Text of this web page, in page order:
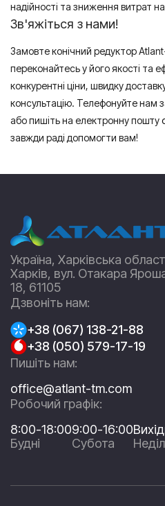
надійності та зниження витрат
Зв'яжіться з нами!
Замовте конічний редуктор
переконайтесь у його якості та
конкурентні ціни, швидку
консультацію. Телефонуйте нам
або пишіть на електронну пошту
завжди раді допомогти вам!
Україна, Харківська
Харків, вул. Отакара
18, 61105
Дзвоніть нам:
+38 (067) 138-21-88
+38 (050) 579-17-19
Пишіть нам:
office@atlant-tm.com
Робочий графік:
8:00-18:00
Будні
9:00-16:00
Субота